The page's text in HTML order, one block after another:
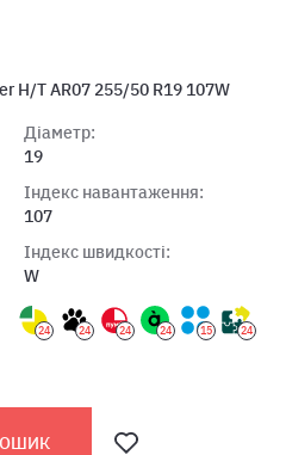
H/T AR07 255/50 R19 107W
Діаметр:
19
Індекс навантаження:
107
Індекс швидкості:
W
24 24 24 24 15 24